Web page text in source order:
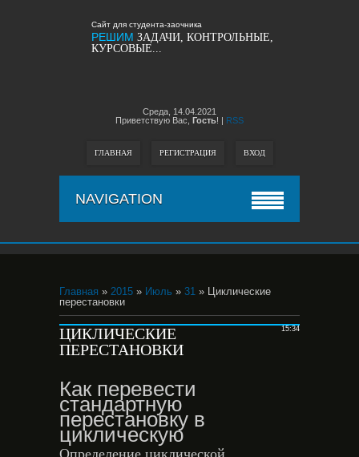
Сайт для студента-заочника
РЕШИМ ЗАДАЧИ, КОНТРОЛЬНЫЕ,
КУРСОВЫЕ...
Среда, 14.04.2021
Приветствую Вас, Гость! | RSS
ГЛАВНАЯ РЕГИСТРАЦИЯ ВХОД
NAVIGATION
Главная » 2015 » Июль » 31 » Циклические
перестановки
15:34
ЦИКЛИЧЕСКИЕ
ПЕРЕСТАНОВКИ
Как перевести
стандартную
перестановку в
циклическую
Определение циклической